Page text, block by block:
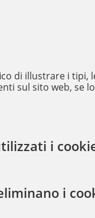
di illustrare i
sul sito web, se
i
i